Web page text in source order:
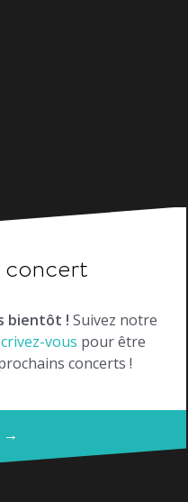
concert
bientôt ! Suivez notre
vous pour être
concerts !
→